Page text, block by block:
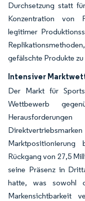
Durchsetzung statt
Konzentration von
legitimer
gefälschte Produkte
Intensiver
Der Markt für
Wettbewerb
Marktpositionierung
Rückgang von 27,5
seine Präsenz in
hatte, was sowohl
Markensichtbarkeit